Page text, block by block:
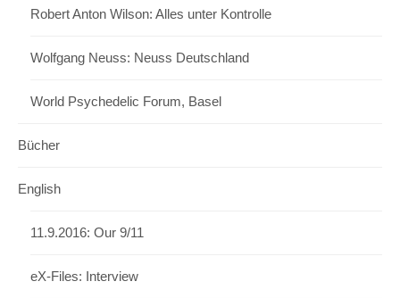
Robert Anton Wilson: Alles unter Kontrolle
Wolfgang Neuss: Neuss Deutschland
World Psychedelic Forum, Basel
Bücher
English
11.9.2016: Our 9/11
eX-Files: Interview